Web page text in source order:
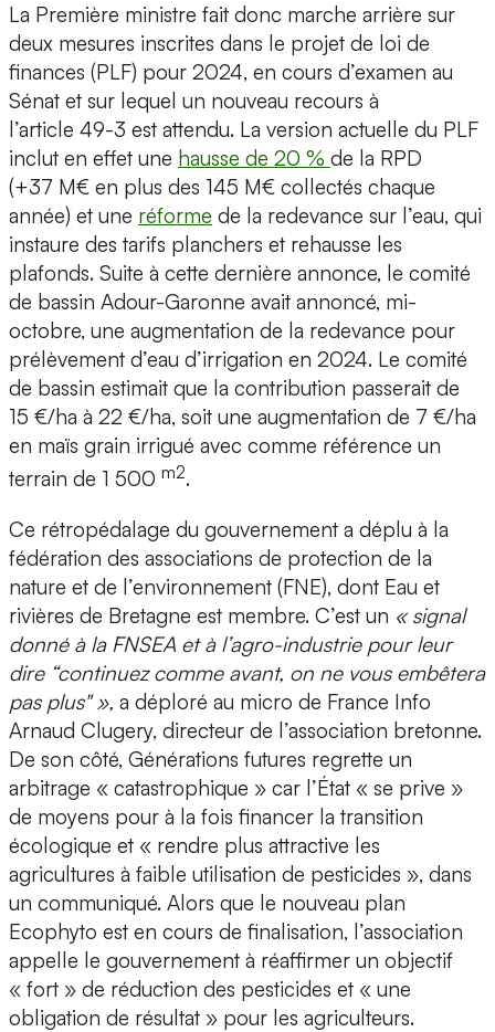
La Première ministre fait donc marche arrière sur
deux mesures inscrites dans le projet de loi de
finances (PLF) pour 2024, en cours d’examen au
Sénat et sur lequel un nouveau recours à
l’article 49-3 est attendu. La version actuelle du PLF
inclut en effet une hausse de 20 % de la RPD
(+37 M€ en plus des 145 M€ collectés chaque
année) et une réforme de la redevance sur l’eau, qui
instaure des tarifs planchers et rehausse les
plafonds. Suite à cette dernière annonce, le comité
de bassin Adour-Garonne avait annoncé, mi-
octobre, une augmentation de la redevance pour
prélèvement d’eau d’irrigation en 2024. Le comité
de bassin estimait que la contribution passerait de
15 €/ha à 22 €/ha, soit une augmentation de 7 €/ha
en maïs grain irrigué avec comme référence un
terrain de 1 500 m2.
Ce rétropédalage du gouvernement a déplu à la
fédération des associations de protection de la
nature et de l’environnement (FNE), dont Eau et
rivières de Bretagne est membre. C’est un «signal
donné à la FNSEA et à l’agro-industrie pour leur
dire “continuez comme avant, on ne vous embêtera
pas plus" », a déploré au micro de France Info
Arnaud Clugery, directeur de l’association bretonne.
De son côté, Générations futures regrette un
arbitrage « catastrophique » car l’État « se prive »
de moyens pour à la fois financer la transition
écologique et « rendre plus attractive les
agricultures à faible utilisation de pesticides », dans
un communiqué. Alors que le nouveau plan
Ecophyto est en cours de finalisation, l’association
appelle le gouvernement à réaffirmer un objectif
« fort » de réduction des pesticides et « une
obligation de résultat » pour les agriculteurs.